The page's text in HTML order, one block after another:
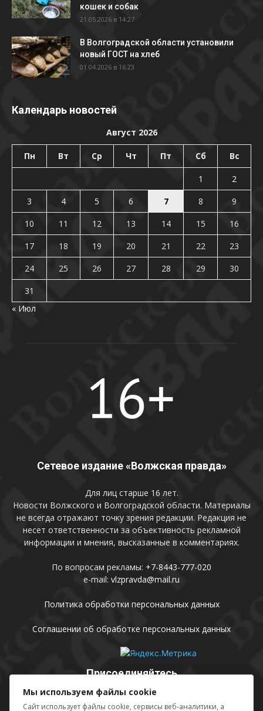
кошек и собак
21.05.2026 в 14:27
В Волгоградской области установили
новый ГОСТ на хлеб
01.04.2026 в 16:23
Календарь новостей
Август 2026
Пн Вт Ср Чт Пт Сб Вс
1
2
3
4 5 6 7 8
9
10
11 12 13 14 15
16
17
18 19 20 21 22
23
24
25 26 27 28 29
30
31
« Июл
Сетевое издание «Волжская правда»
Для лиц старше 16 лет.
Новости Волжского и Волгоградской области. Материалы
не всегда отражают точку зрения редакции. Редакция не
несет ответственности за объективность рекламной
информации и мнения, высказанные в комментариях.
По вопросам рекламы: +7-8443-777-020
e-mail: vlzpravda@mail.ru
Политика обработки персональных данных
Соглашении об обработке персональных данных
Присоединяйтесь
Мы используем файлы cookie
Сайт использует файлы cookie, сервисы веб-аналитики, а